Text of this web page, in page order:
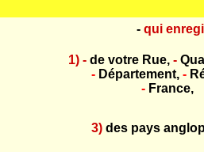
- qui
1) -de votre Rue, -
-Département, -
- France,
3) des pays